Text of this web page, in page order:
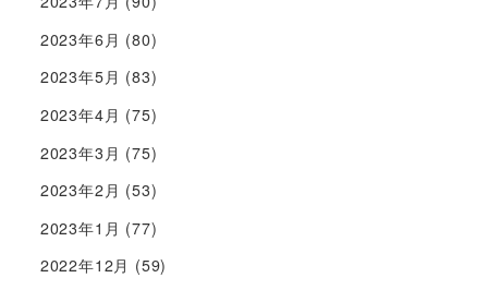
2023年6月 (80)
2023年5月 (83)
2023年4月 (75)
2023年3月 (75)
2023年2月 (53)
2023年1月 (77)
2022年12月 (59)